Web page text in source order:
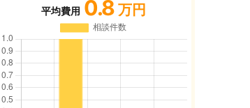
平均費用 0.8 万円